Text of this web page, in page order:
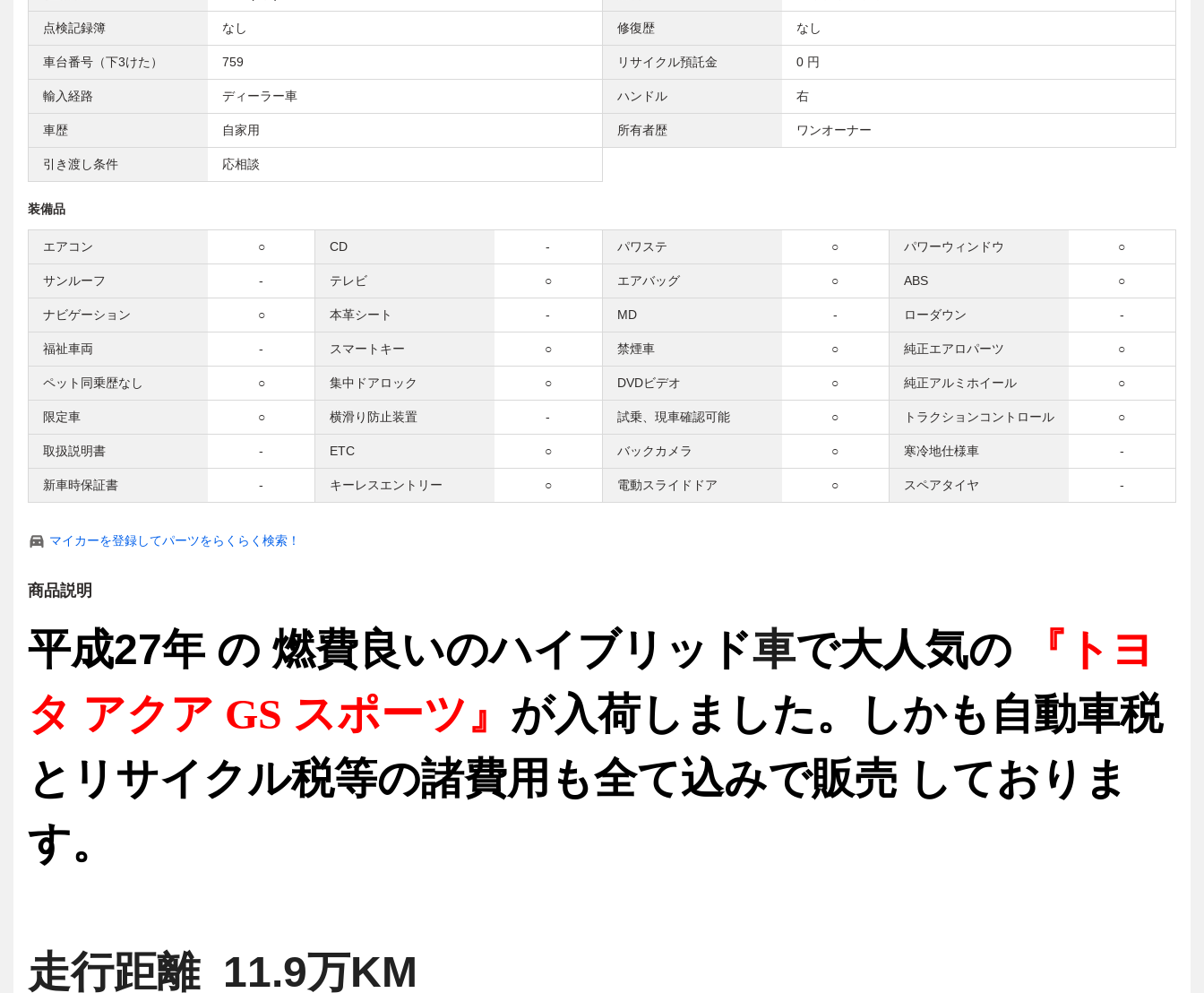
点検記録簿 なし 修復歴 なし
車台番号（下3けた） 759 リサイクル預託金 0 円
輸入経路 ディーラー車 ハンドル 右
車歴 自家用 所有者歴 ワンオーナー
引き渡し条件 応相談
装備品
エアコン ○ CD - パワステ ○ パワーウィンドウ ○
サンルーフ - テレビ ○ エアバッグ ○ ABS ○
ナビゲーション ○ 本革シート - MD - ローダウン -
福祉車両 - スマートキー ○ 禁煙車 ○ 純正エアロパーツ ○
ペット同乗歴なし ○ 集中ドアロック ○ DVDビデオ ○ 純正アルミホイール ○
限定車 ○ 横滑り防止装置 - 試乗、現車確認可能 ○ トラクションコントロール ○
取扱説明書 - ETC ○ バックカメラ ○ 寒冷地仕様車 -
新車時保証書 - キーレスエントリー ○ 電動スライドドア ○ スペアタイヤ -
マイカーを登録してパーツをらくらく検索！
商品説明